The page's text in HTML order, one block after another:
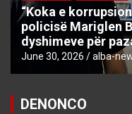
“Koka e
policisë Mariglen
dyshimeve për
June 30, 2026 alba-
DENONCO